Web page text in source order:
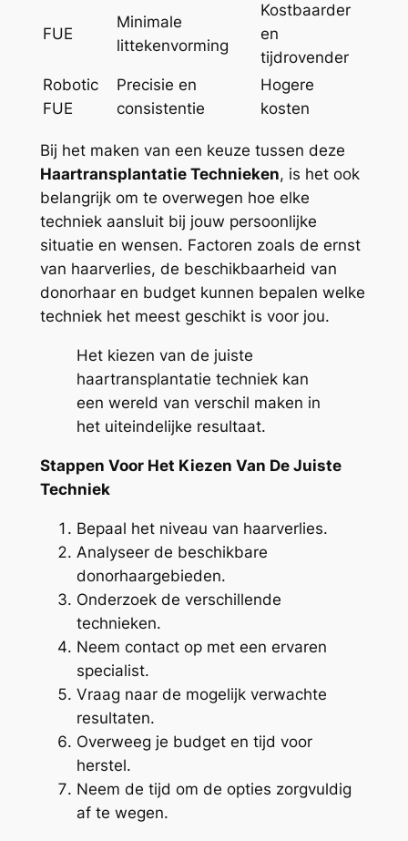
FUE
Minimale
littekenvorming
Kostbaarder
en
tijdrovender
Robotic
FUE
Precisie en
consistentie
Hogere
kosten
Bij het maken van een keuze tussen deze
Haartransplantatie Technieken, is het ook
belangrijk om te overwegen hoe elke
techniek aansluit bij jouw persoonlijke
situatie en wensen. Factoren zoals de ernst
van haarverlies, de beschikbaarheid van
donorhaar en budget kunnen bepalen welke
techniek het meest geschikt is voor jou.
Het kiezen van de juiste
haartransplantatie techniek kan
een wereld van verschil maken in
het uiteindelijke resultaat.
Stappen Voor Het Kiezen Van De Juiste
Techniek
Bepaal het niveau van haarverlies.
Analyseer de beschikbare
donorhaargebieden.
Onderzoek de verschillende
technieken.
Neem contact op met een ervaren
specialist.
Vraag naar de mogelijk verwachte
resultaten.
Overweeg je budget en tijd voor
herstel.
Neem de tijd om de opties zorgvuldig
af te wegen.